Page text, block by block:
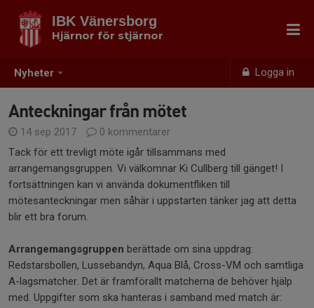
Nyheter Logga in
IBK Vänersborg
Hjärnor för stjärnor
Anteckningar från mötet
14 sep 2017
0 kommentarer
Tack för ett trevligt möte igår tillsammans med
arrangemangsgruppen. Vi välkomnar Ki Cullberg till gänget! I
fortsättningen kan vi använda dokumentfliken till
mötesanteckningar men såhär i uppstarten tänker jag att detta
blir ett bra forum.
Arrangemangsgruppen berättade om sina uppdrag:
Redstarsbollen, Lussebandyn, Aqua Blå, Cross-VM och samtliga
A-lagsmatcher. Det är framförallt matcherna de behöver hjälp
med. Uppgifter som ska hanteras i samband med match är: